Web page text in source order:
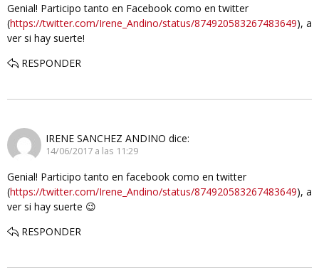
Genial! Participo tanto en Facebook como en twitter
(https://twitter.com/Irene_Andino/status/874920583267483649), a
ver si hay suerte!
RESPONDER
IRENE SANCHEZ ANDINO dice:
14/06/2017 a las 11:29
Genial! Participo tanto en facebook como en twitter
(https://twitter.com/Irene_Andino/status/874920583267483649), a
ver si hay suerte 😉
RESPONDER